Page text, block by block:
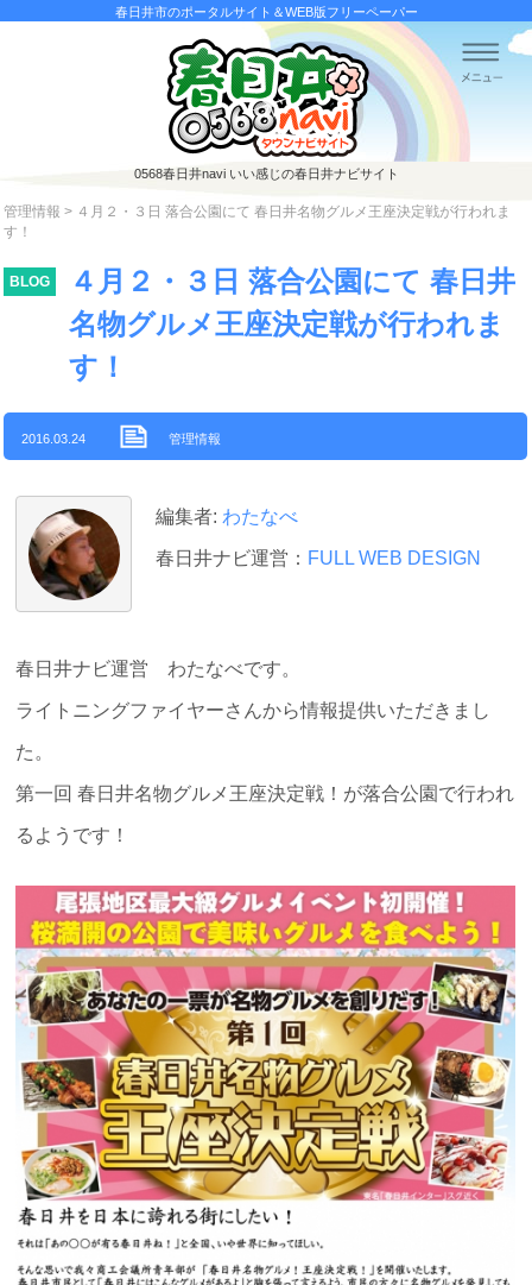
春日井市のポータルサイト＆WEB版フリーペーパー
0568春日井naviいい感じの春日井ナビサイト
管理情報 > ４月２・３日 落合公園にて 春日井名物グルメ王座決定戦が行われま
す！
４月２・３日 落合公園にて 春日井
名物グルメ王座決定戦が行われま
す！
BLOG
2016.03.24 管理情報
編集者: わたなべ
春日井ナビ運営： FULL WEB DESIGN
春日井ナビ運営 わたなべです。
ライトニングファイヤーさんから情報提供いただきまし
た。
第一回 春日井名物グルメ王座決定戦！が落合公園で行われ
るようです！